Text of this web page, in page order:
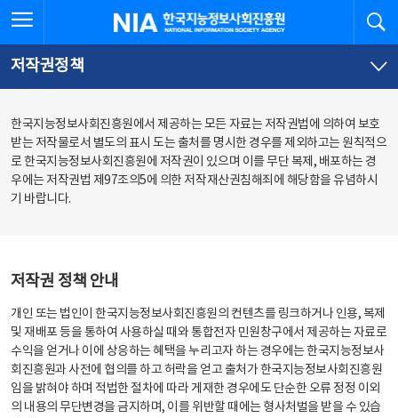
문
로
가
체
뉴
바
가
한국지능정보사회진흥원
저작권정책
한국지능정보사회진흥원에서 제공하는 모든 자료는 저작권법에 의하여 보호
받는 저작물로서 별도의 표시 도는 출처를 명시한 경우를 제외하고는 원칙적으
로 한국지능정보사회진흥원에 저작권이 있으며 이를 무단 복제, 배포하는 경
우에는 저작권법 제97조의5에 의한 저작재산권침해죄에 해당함을 유념하시
기 바랍니다.
저작권 정책 안내
개인 또는 법인이 한국지능정보사회진흥원의 컨텐츠를 링크하거나 인용, 복제
및 재배포 등을 통하여 사용하실 때와 통합전자 민원창구에서 제공하는 자료로
수익을 얻거나 이에 상응하는 혜택을 누리고자 하는 경우에는 한국지능정보사
회진흥원과 사전에 협의를 하고 허락을 얻고 출처가 한국지능정보사회진흥원
임을 밝혀야 하며 적법한 절차에 따라 게재한 경우에도 단순한 오류 정정 이외
의 내용의 무단변경을 금지하며, 이를 위반할 때에는 형사처벌을 받을 수 있습